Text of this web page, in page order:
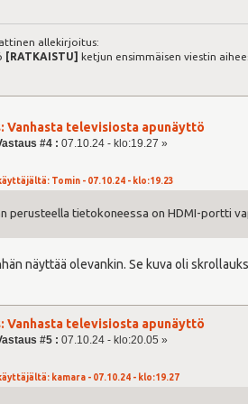
allekirjoitus:
[RATKAISTU] ketjun ensimmäisen viestin
Vanhasta televisiosta apunäyttö
#4 : 07.10.24 - klo:19.27 »
Tomin - 07.10.24 - klo:19.23
perusteella tietokoneessa on HDMI-portti
näyttää olevankin. Se kuva oli
Vanhasta televisiosta apunäyttö
#5 : 07.10.24 - klo:20.05 »
kamara - 07.10.24 - klo:19.27